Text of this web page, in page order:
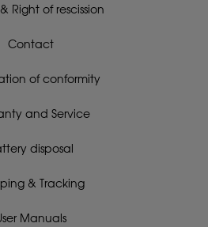
Right of rescission
Contact
of conformity
and Service
disposal
& Tracking
Manuals